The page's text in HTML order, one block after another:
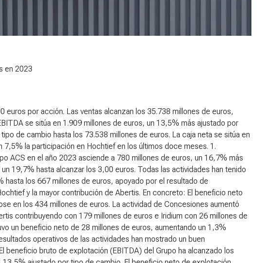
en 2023
euros por acción. Las ventas alcanzan los 35.738 millones de euros,
se sitúa en 1.909 millones de euros, un 13,5% más ajustado por
de cambio hasta los 73.538 millones de euros. La caja neta se sitúa en
la participación en Hochtief en los últimos doce meses. 1.
ACS en el año 2023 asciende a 780 millones de euros, un 16,7% más
19,7% hasta alcanzar los 3,00 euros. Todas las actividades han tenido
los 667 millones de euros, apoyado por el resultado de
y la mayor contribución de Abertis. En concreto: El beneficio neto
en los 434 millones de euros. La actividad de Concesiones aumentó
contribuyendo con 179 millones de euros e Iridium con 26 millones de
un beneficio neto de 28 millones de euros, aumentando un 1,3%
operativos de las actividades han mostrado un buen
bruto de explotación (EBITDA) del Grupo ha alcanzado los